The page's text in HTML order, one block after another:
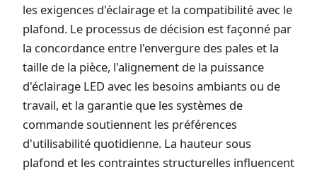
les exigences d'éclairage et la compatibilité avec le
plafond. Le processus de décision est façonné par
la concordance entre l'envergure des pales et la
taille de la pièce, l'alignement de la puissance
d'éclairage LED avec les besoins ambiants ou de
travail, et la garantie que les systèmes de
commande soutiennent les préférences
d'utilisabilité quotidienne. La hauteur sous
plafond et les contraintes structurelles influencent